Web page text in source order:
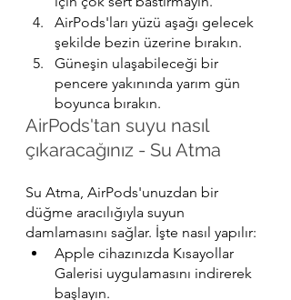
AirPods'ları yüzü aşağı gelecek
şekilde bezin üzerine bırakın.
Güneşin ulaşabileceği bir
pencere yakınında yarım gün
boyunca bırakın.
AirPods'tan suyu nasıl
çıkaracağınız - Su Atma
Su Atma, AirPods'unuzdan bir
düğme aracılığıyla suyun
damlamasını sağlar. İşte nasıl yapılır:
Apple cihazınızda Kısayollar
Galerisi uygulamasını indirerek
başlayın.